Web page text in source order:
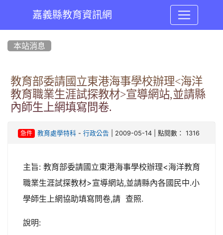
嘉義縣教育資訊網
本站消息
教育部委請國立東港海事學校辦理<海洋
教育職業生涯試探教材>宣導網站,並請縣
內師生上網填寫問卷.
急件 教育處學特科- 行政公告 | 2009-05-14 | 點閱數： 1316
主旨: 教育部委請國立東港海事學校辦理<海洋教育
職業生涯試探教材>宣導網站,並請縣內各國民中.小
學師生上網協助填寫問卷,請 查照.
說明: